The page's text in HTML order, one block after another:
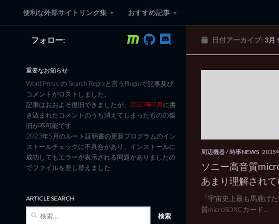
コンテンツへスキップ
便利な外部サイトリンク集 おすすめ記事
黒翼猫のコンピュータ日記
日付アーカイブ:3月
周辺機器/時事NEWS 2015
ソニー高音質
あまり理解され
「宇宙史上最も馬鹿げ
質microSDXCカード...
フォロー:
重要なお知らせ
Word Press の Search Regexと言うPluginで記事及び
コメントがロストしました。
記事はおおよそ復旧できましたが、 2023年7月に書
き込まれたコメントのうち消えてしまったものの復
旧が不可能です
2023年5月のルート証明書の更新プログラムのイン
ストールチェックに不具合があり、インストールに
成功してもエラーが表示される問題がありましたの
でファイルを差し替えました
ARTICLE SEARCH